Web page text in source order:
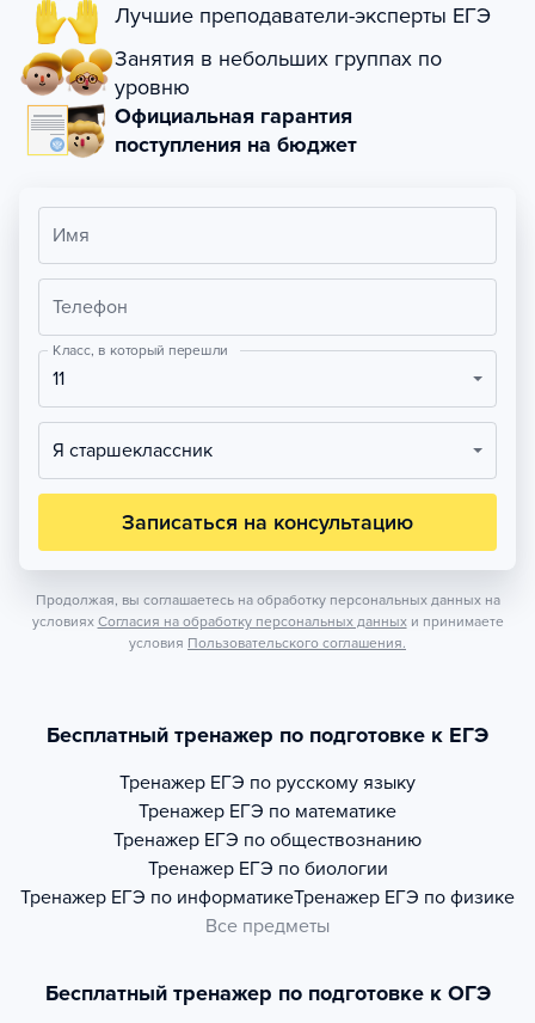
Лучшие преподаватели-эксперты ЕГЭ
Занятия в небольших группах по
уровню
Официальная гарантия
поступления на бюджет
Имя
Телефон
Класс, в который перешли
11
Я старшеклассник
Записаться на консультацию
Продолжая, вы соглашаетесь на обработку персональных данных на
условиях Согласия на обработку персональных данных и принимаете
условия Пользовательского соглашения.
Бесплатный тренажер по подготовке к ЕГЭ
Тренажер ЕГЭ по русскому языку
Тренажер ЕГЭ по математике
Тренажер ЕГЭ по обществознанию
Тренажер ЕГЭ по биологии
Тренажер ЕГЭ по информатикеТренажер ЕГЭ по физике
Все предметы
Бесплатный тренажер по подготовке к ОГЭ